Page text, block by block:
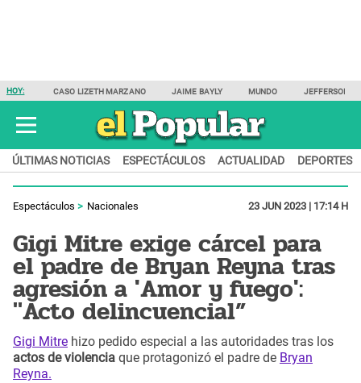
HOY: CASO LIZETH MARZANO JAIME BAYLY MUNDO JEFFERSON
ÚLTIMAS NOTICIAS ESPECTÁCULOS ACTUALIDAD DEPORTES
Espectáculos Nacionales 23 JUN 2023 | 17:14 H
Gigi Mitre exige cárcel para
el padre de Bryan Reyna tras
agresión a 'Amor y fuego':
"Acto delincuencial”
Gigi Mitre hizo pedido especial a las autoridades tras los
actos de violencia que protagonizó el padre de Bryan
Reyna.